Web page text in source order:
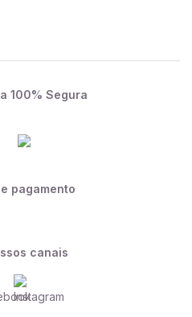
100% Segura
pagamento
canais